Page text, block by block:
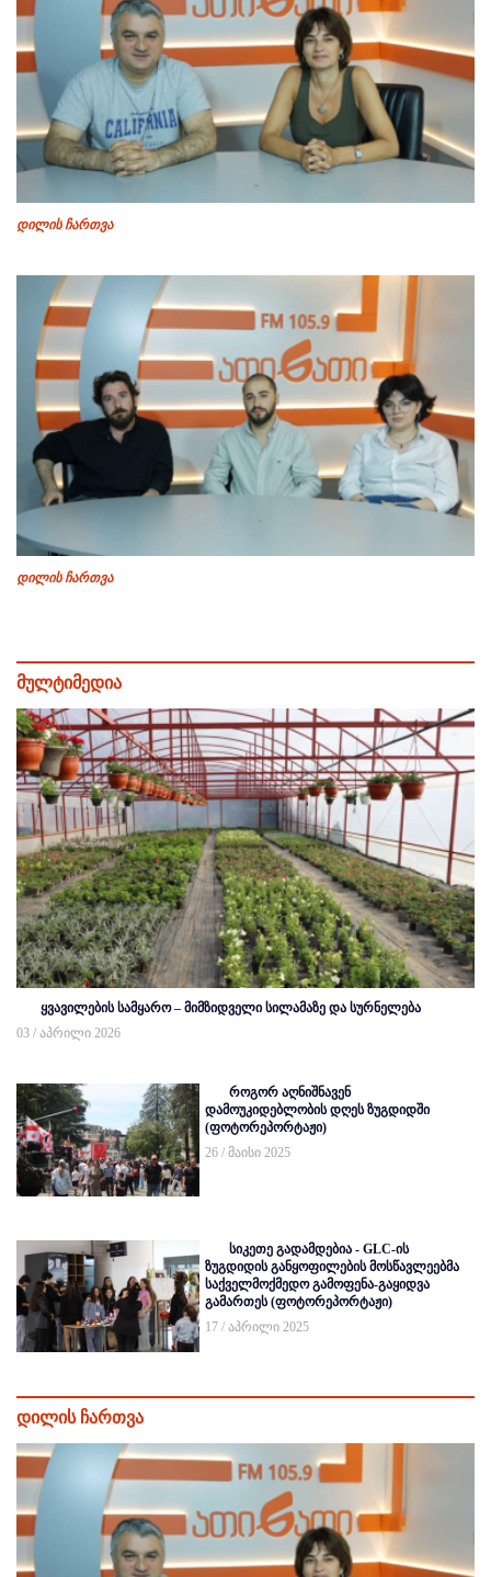
დილის ჩართვა
დილის ჩართვა
მულტიმედია
ყვავილების სამყარო – მიმზიდველი სილამაზე და სურნელება
03 / აპრილი 2026
როგორ აღნიშნავენ
დამოუკიდებლობის დღეს ზუგდიდში
(ფოტორეპორტაჟი)
26 / მაისი 2025
სიკეთე გადამდებია - GLC-ის
ზუგდიდის განყოფილების მოსწავლეებმა
საქველმოქმედო გამოფენა-გაყიდვა
გამართეს (ფოტორეპორტაჟი)
17 / აპრილი 2025
დილის ჩართვა